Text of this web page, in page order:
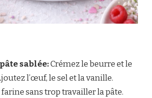
sablée:Crémez le beurre et le
l’œuf, le sel et la vanille.
sans trop travailler la pâte.